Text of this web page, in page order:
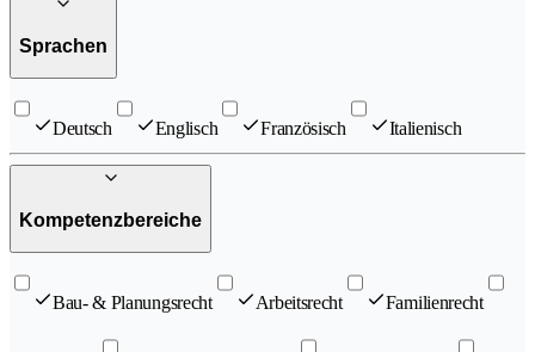
Sprachen
Deutsch Englisch Französisch Italienisch
Kompetenzbereiche
Bau- & Planungsrecht Arbeitsrecht Familienrecht